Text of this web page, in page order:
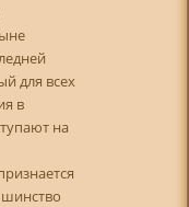
для всех
в
на